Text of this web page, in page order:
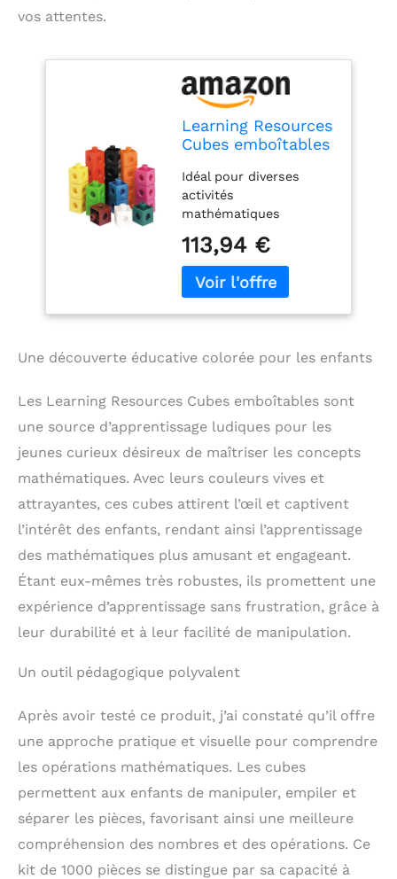
vos attentes.
Learning Resources
Cubes emboîtables
Idéal pour diverses
activités
mathématiques
faces Comprend 10
couleurs différentes
Mesurent 2 cm de côté
113,94 €
Une découverte éducative colorée pour les enfants
Les Learning Resources Cubes emboîtables sont
une source d’apprentissage ludiques pour les
jeunes curieux désireux de maîtriser les concepts
mathématiques. Avec leurs couleurs vives et
attrayantes, ces cubes attirent l’œil et captivent
l’intérêt des enfants, rendant ainsi l’apprentissage
des mathématiques plus amusant et engageant.
Étant eux-mêmes très robustes, ils promettent une
expérience d’apprentissage sans frustration, grâce à
leur durabilité et à leur facilité de manipulation.
Un outil pédagogique polyvalent
Après avoir testé ce produit, j’ai constaté qu’il offre
une approche pratique et visuelle pour comprendre
les opérations mathématiques. Les cubes
permettent aux enfants de manipuler, empiler et
séparer les pièces, favorisant ainsi une meilleure
compréhension des nombres et des opérations. Ce
kit de 1000 pièces se distingue par sa capacité à